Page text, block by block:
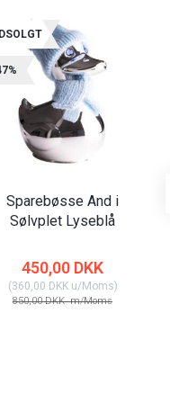
Sparebøsse And i
Sølvplet Lyseblå
450,00 DKK
(360,00 DKKu/Moms)
850,00 DKKm/Moms